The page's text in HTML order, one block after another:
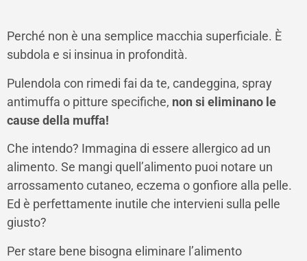
Perché non è una semplice macchia superficiale. È
subdola e si insinua in profondità.
Pulendola con rimedi fai da te, candeggina, spray
antimuffa o pitture specifiche, non si eliminano le
cause della muffa!
Che intendo? Immagina di essere allergico ad un
alimento. Se mangi quell’alimento puoi notare un
arrossamento cutaneo, eczema o gonfiore alla pelle.
Ed è perfettamente inutile che intervieni sulla pelle
giusto?
Per stare bene bisogna eliminare l’alimento